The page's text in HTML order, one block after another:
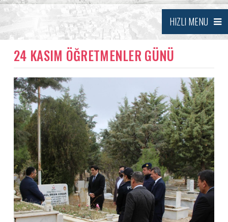
HIZLI MENU
24 KASIM ÖĞRETMENLER GÜNÜ